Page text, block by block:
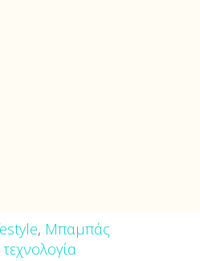
, Μπαμπάς
τεχνολογία